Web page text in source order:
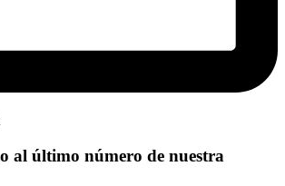
al último número de nuestra